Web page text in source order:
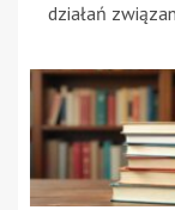
działań